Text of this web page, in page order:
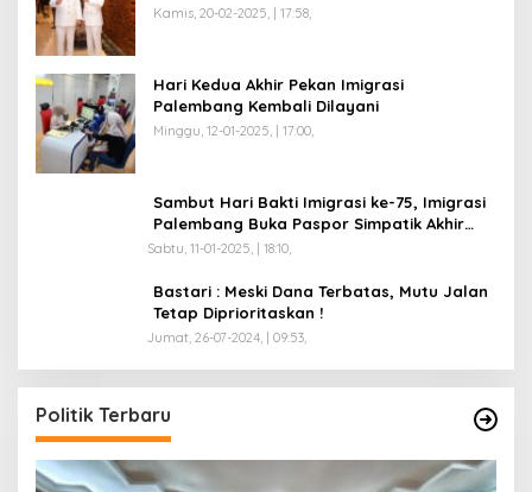
Kamis, 20-02-2025, | 17:58,
Hari Kedua Akhir Pekan Imigrasi
Palembang Kembali Dilayani
Minggu, 12-01-2025, | 17:00,
Sambut Hari Bakti Imigrasi ke-75, Imigrasi
Palembang Buka Paspor Simpatik Akhir
Pekan
Sabtu, 11-01-2025, | 18:10,
Bastari : Meski Dana Terbatas, Mutu Jalan
Tetap Diprioritaskan !
Jumat, 26-07-2024, | 09:53,
Politik Terbaru